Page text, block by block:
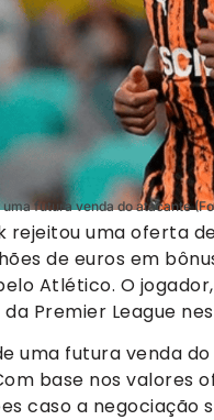
futura venda do atacante
rejeitou uma oferta
de euros em
Atlético. O
Premier League
uma futura venda
base nos
caso a negociação